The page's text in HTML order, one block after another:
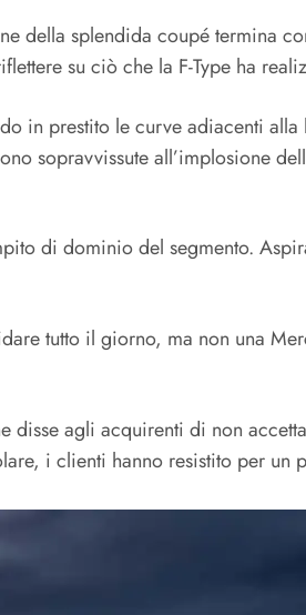
della splendida coupé termina
su ciò che la F-Type ha
in prestito le curve adiacenti
sopravvissute all’implosione
di dominio del segmento.
tutto il giorno, ma non una
agli acquirenti di non
i clienti hanno resistito per